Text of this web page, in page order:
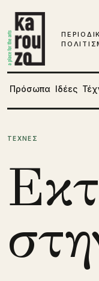
Πρόσωπα Ιδέες
ΤΕΧΝΕΣ